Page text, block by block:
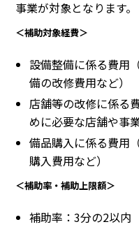
事業が対象となります。
＜補助対象経費＞
設備整備に係る費用
備の改修費用など）
店舗等の改修に係る
めに必要な店舗や事
備品購入に係る費用
購入費用など）
＜補助率・補助上限額＞
補助率：3分の2以内